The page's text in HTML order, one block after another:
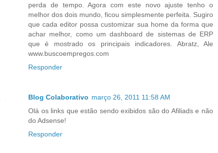
perda de tempo. Agora com este novo ajuste tenho o
melhor dos dois mundo, ficou simplesmente perfeita. Sugiro
que cada editor possa customizar sua home da forma que
achar melhor, como um dashboard de sistemas de ERP
que é mostrado os principais indicadores. Abratz, Ale
www.buscoempregos.com
Responder
Blog Colaborativo março 26, 2011 11:58 AM
Olá os links que estão sendo exibidos são do Afiliads e não
do Adsense!
Responder